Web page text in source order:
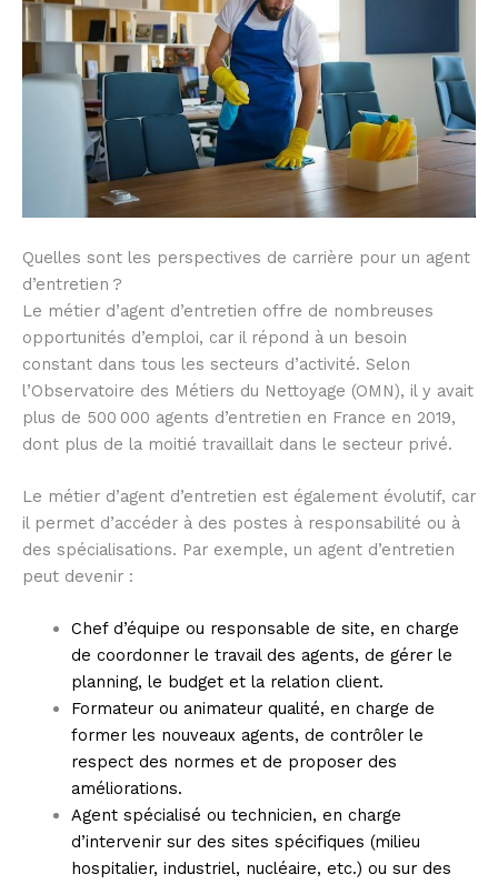
Quelles sont les perspectives de carrière pour un agent
d’entretien ?
Le métier d’agent d’entretien offre de nombreuses
opportunités d’emploi, car il répond à un besoin
constant dans tous les secteurs d’activité. Selon
l’Observatoire des Métiers du Nettoyage (OMN), il y avait
plus de 500 000 agents d’entretien en France en 2019,
dont plus de la moitié travaillait dans le secteur privé.
Le métier d’agent d’entretien est également évolutif, car
il permet d’accéder à des postes à responsabilité ou à
des spécialisations. Par exemple, un agent d’entretien
peut devenir :
Chef d’équipe ou responsable de site, en charge
de coordonner le travail des agents, de gérer le
planning, le budget et la relation client.
Formateur ou animateur qualité, en charge de
former les nouveaux agents, de contrôler le
respect des normes et de proposer des
améliorations.
Agent spécialisé ou technicien, en charge
d’intervenir sur des sites spécifiques (milieu
hospitalier, industriel, nucléaire, etc.) ou sur des